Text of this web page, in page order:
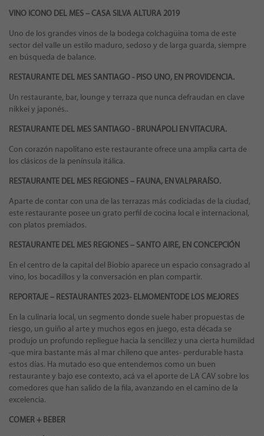
VINO ICONO DEL MES –CASA SILVA ALTURA 2019
Uno de los grandes vinos de la bodega colchagüina toma de este
sector del valle un estilo maduro, sedoso y de larga guarda, siempre
en búsqueda de balance.
RESTAURANTE DEL MES SANTIAGO -PISO UNO, EN PROVIDENCIA.
Un restaurante, bar, lounge y terraza que nunca defraudan en clave
nikkei y japonés..
RESTAURANTE DEL MES SANTIAGO - BRUNÁPOLI EN VITACURA.
Con corazón napolitano este restaurante ofrece una amplia carta de
los clásicos de la península itálica.
RESTAURANTE DEL MES REGIONES – FAUNA, EN VALPARAÍSO.
Aparte de contar con una de las terrazas más codiciadas de la ciudad,
este restaurante posee un grato perfil de cocina local e internacional,
con platos premiados.
RESTAURANTE DEL MES REGIONES – SANTO AIRE, EN CONCEPCIÓN
En el centro de la capital del Biobío aparece un espacio consagrado al
vino, los bocadillos y la conversación en plan compartir.
REPORTAJE– RESTAURANTES 2023- ELMOMENTODE LOS MEJORES
En la culinaria local, un segmento donde suele haber propuestas de
riesgo, un guiño al arte y muchos egos en juego, esta década se
produjo un profundo repliegue hacia la sencillez y una cierta humildad
-que mira bastante más al mar chileno que antes- perdurable hasta
estos días. Ha mutado eso que entendemos como un buen
restaurante y bajo ese contexto, acá va el aporte de LA CAV sobre los
comedores que han salido de la fila, avanzando en el camino de la
excelencia.
COMER + BEBER